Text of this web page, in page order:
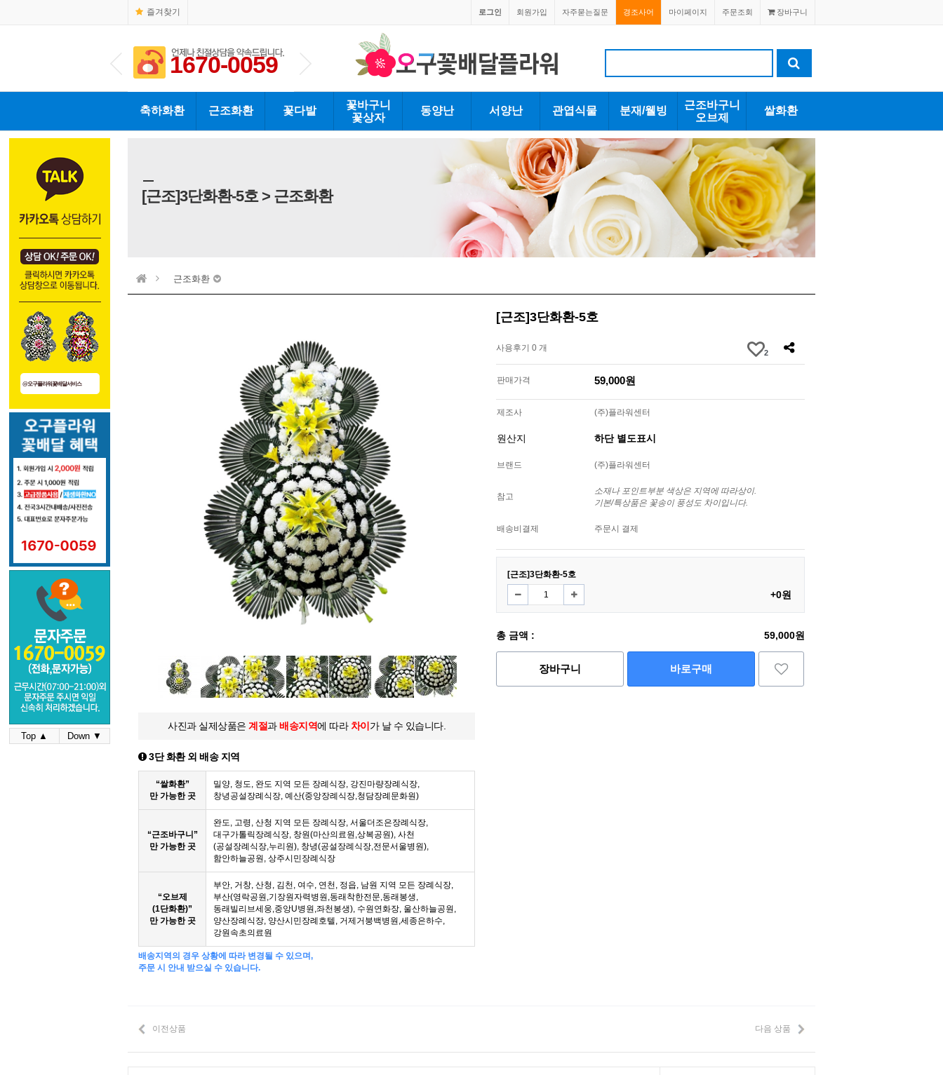
즐겨찾기 장바구니
주문조회
마이페이지
경조사어
자주묻는질문
회원가입
로그인
1670-0059 1670-0059 1670-0059 1670-0059
축하화환 근조화환 꽃다발
꽃바구니
꽃상자
동양난 서양난 관엽식물 분재/웰빙
근조바구니
오브제
쌀화환
@오구플라워꽃배달서비스
Top ▲ Down ▼
[근조]3단화환-5호 > 근조화환
근조화환
사진과 실제상품은 계절과배송지역에 따라 차이 가 날 수 있습니다.
3단 화환 외 배송 지역
“쌀화환”
만 가능한 곳
밀양, 청도, 완도 지역 모든 장례식장, 강진마량장례식장,
창녕공설장례식장, 예산(중앙장례식장,청담장례문화원)
“근조바구니”
만 가능한 곳
완도, 고령, 산청 지역 모든 장례식장, 서울더조은장례식장,
대구가톨릭장례식장, 창원(마산의료원,상복공원), 사천
(공설장례식장,누리원), 창녕(공설장례식장,전문서울병원),
함안하늘공원, 상주시민장례식장
“오브제
(1단화환)”
만 가능한 곳
부안, 거창, 산청, 김천, 여수, 연천, 정읍, 남원 지역 모든 장례식장,
부산(영락공원,기장원자력병원,동래착한전문,동래봉생,
동래빌리브세웅,중앙U병원,좌천봉생), 수원연화장, 울산하늘공원,
양산장례식장, 양산시민장례호텔, 거제거붕백병원,세종은하수,
강원속초의료원
배송지역의 경우 상황에 따라 변경될 수 있으며,
주문 시 안내 받으실 수 있습니다.
[근조]3단화환-5호
사용후기 0 개 2
판매가격 59,000원
제조사 (주)플라워센터
원산지 하단 별도표시
브랜드 (주)플라워센터
참고
소재나 포인트부분 색상은 지역에 따라상이.
기본/특상품은 꽃송이 풍성도 차이입니다.
배송비결제 주문시 결제
[근조]3단화환-5호
+0원
총 금액 : 59,000원
장바구니 바로구매
이전상품 다음 상품